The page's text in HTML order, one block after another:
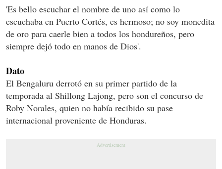
'Es bello escuchar el nombre de uno así como lo
escuchaba en Puerto Cortés, es hermoso; no soy monedita
de oro para caerle bien a todos los hondureños, pero
siempre dejó todo en manos de Dios'.
Dato
El Bengaluru derrotó en su primer partido de la
temporada al Shillong Lajong, pero son el concurso de
Roby Norales, quien no había recibido su pase
internacional proveniente de Honduras.